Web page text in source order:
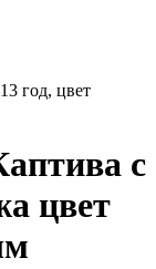
год, цвет
с
цвет